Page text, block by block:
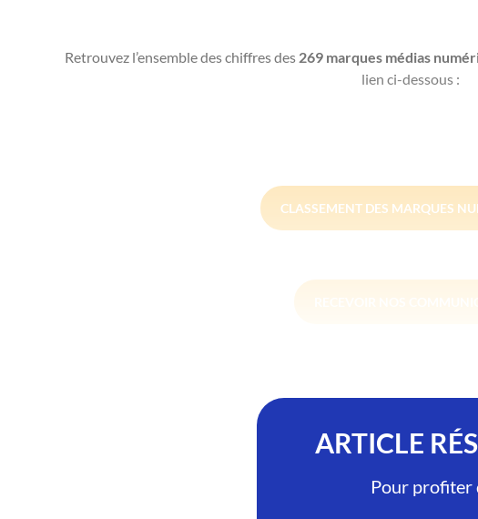
Retrouvez l’ensemble des chiffres des 269 marques médias
lien ci-dessous :
CLASSEMENT DES MARQUES
ARTICLE
Pour profiter